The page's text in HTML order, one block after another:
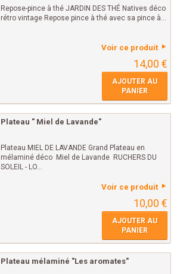
Repose-pince à thé JARDIN DES THÉ Natives déco
rétro vintage Repose pince à thé avec sa pince à...
Voir ce produit
14,00 €
AJOUTER AU
PANIER
Plateau " Miel de Lavande"
Plateau MIEL DE LAVANDE Grand Plateau en
mélaminé déco Miel de Lavande RUCHERS DU
SOLEIL - LO...
Voir ce produit
10,00 €
AJOUTER AU
PANIER
Plateau mélaminé "Les aromates"